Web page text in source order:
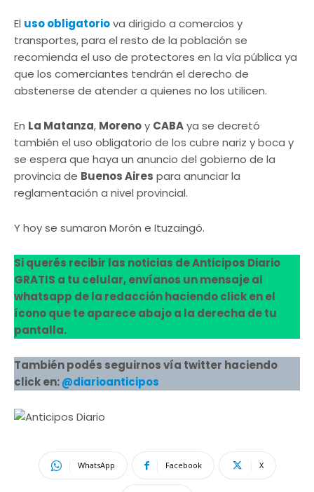
El uso obligatoriova dirigido a comercios y
transportes, para el resto de la población se
recomienda el uso de protectores en la vía pública ya
que los comerciantes tendrán el derecho de
abstenerse de atender a quienes no los utilicen.
En La Matanza, Morenoy CABAya se decretó
también el uso obligatorio de los cubre nariz y boca y
se espera que haya un anuncio del gobierno de la
provincia de Buenos Aires para anunciar la
reglamentación a nivel provincial.
Y hoy se sumaron Morón e Ituzaingó.
Si querés recibir las noticias de Anticipos Diario
GRATIS a tu celular, envíanos un mensaje al
whatsapp de la redacción haciendo click en el
ícono que te aparece abajo a la derecha de tu
pantalla.
También podés seguirnos vía twitter haciendo
click en:@diarioanticipos
WhatsApp Facebook X